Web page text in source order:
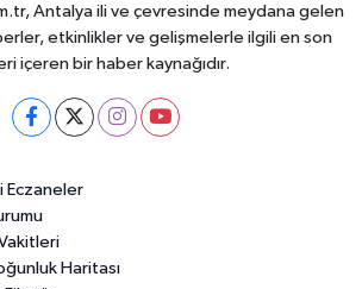
Antalya ili ve çevresinde meydana gelen
etkinlikler ve gelişmelerle ilgili en son
içeren bir haber kaynağıdır.
Eczaneler
Haritası